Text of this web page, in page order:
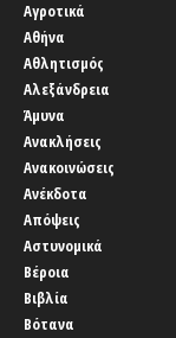
Αγροτικά
Αθήνα
Αθλητισμός
Αλεξάνδρεια
Άμυνα
Ανακλήσεις
Ανακοινώσεις
Ανέκδοτα
Απόψεις
Αστυνομικά
Βέροια
Βιβλία
Βότανα